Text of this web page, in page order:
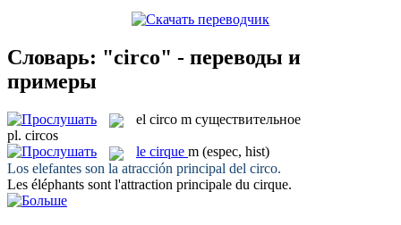
Словарь: "circo" - переводы и
примеры
el circo m существительное
pl. circos
le cirque m (espec, hist)
Los elefantes son la atracción principal del circo.
Les éléphants sont l'attraction principale du cirque.